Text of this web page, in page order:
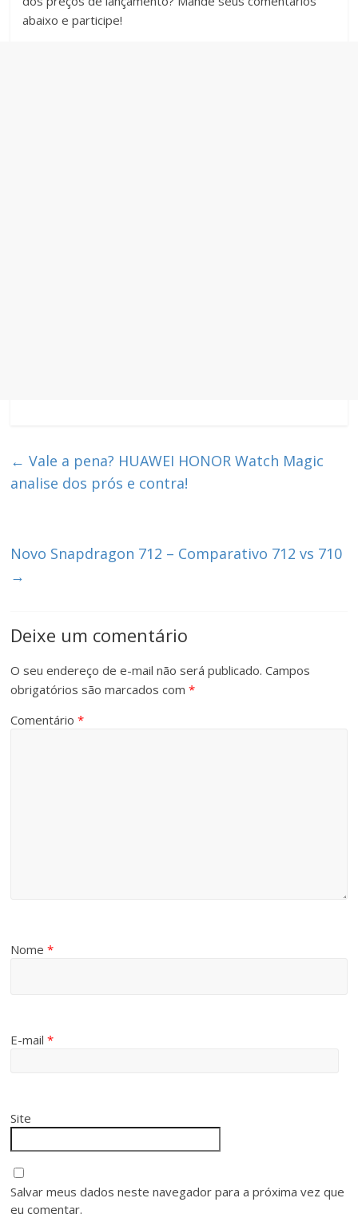
abaixo e participe!
← Vale a pena? HUAWEI HONOR Watch Magic
analise dos prós e contra!
Novo Snapdragon 712 – Comparativo 712 vs 710
→
Deixe um comentário
O seu endereço de e-mail não será publicado. Campos
obrigatórios são marcados com*
Comentário*
Nome*
E-mail*
Site
Salvar meus dados neste navegador para a próxima vez que
eu comentar.